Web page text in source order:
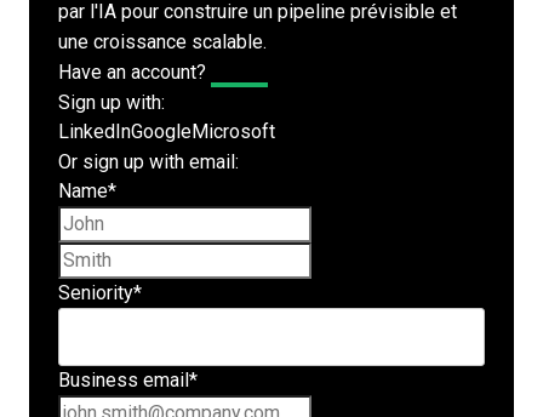
par l'IA pour construire un pipeline prévisible et
une croissance scalable.
Have an account?
Sign up with:
LinkedInGoogleMicrosoft
Or sign up with email:
Name*
Seniority*
Business email *